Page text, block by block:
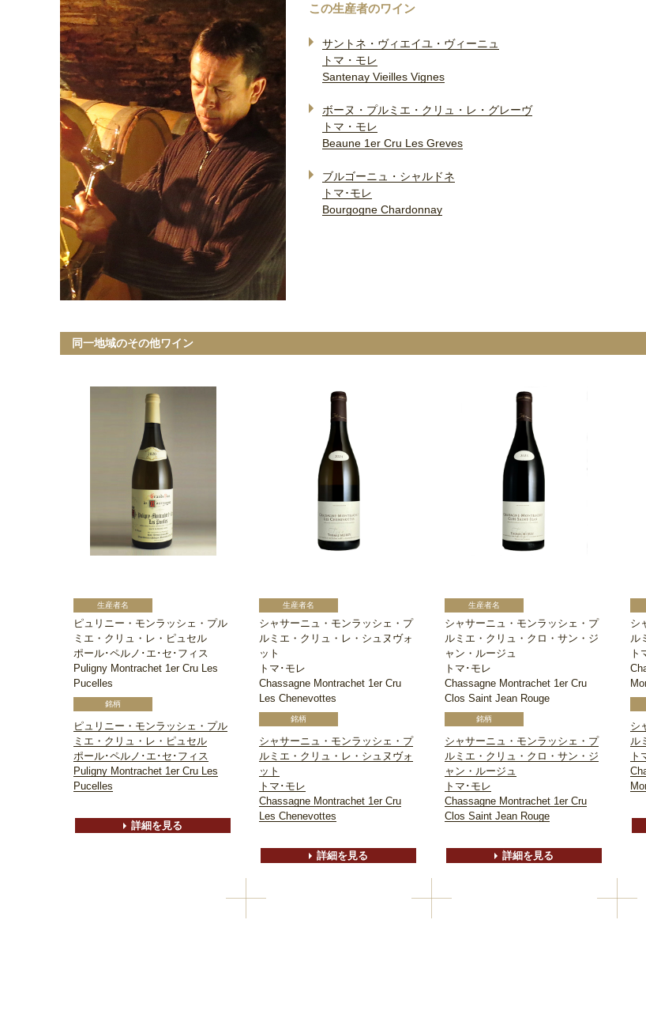
この生産者のワイン
サントネ・ヴィエイユ・ヴィーニュ
トマ・モレ
Santenay Vieilles Vignes
ボーヌ・プルミエ・クリュ・レ・グレーヴ
トマ・モレ
Beaune 1er Cru Les Greves
ブルゴーニュ・シャルドネ
トマ･モレ
Bourgogne Chardonnay
同一地域のその他ワイン
ピュリニー・モンラッシェ・プル
ミエ・クリュ・レ・ピュセル
ポール･ペルノ･エ･セ･フィス
Puligny Montrachet 1er Cru Les
Pucelles
ピュリニー・モンラッシェ・プル
ミエ・クリュ・レ・ピュセル
ポール･ペルノ･エ･セ･フィス
Puligny Montrachet 1er Cru Les
Pucelles
詳細を見る
シャサーニュ・モンラッシェ・プ
ルミエ・クリュ・レ・シュヌヴォ
ット
トマ･モレ
Chassagne Montrachet 1er Cru
Les Chenevottes
シャサーニュ・モンラッシェ・プ
ルミエ・クリュ・レ・シュヌヴォ
ット
トマ･モレ
Chassagne Montrachet 1er Cru
Les Chenevottes
詳細を見る
シャサーニュ・モンラッシェ・プ
ルミエ・クリュ・クロ・サン・ジ
ャン・ルージュ
トマ･モレ
Chassagne Montrachet 1er Cru
Clos Saint Jean Rouge
シャサーニュ・モンラッシェ・プ
ルミエ・クリュ・クロ・サン・ジ
ャン・ルージュ
トマ･モレ
Chassagne Montrachet 1er Cru
Clos Saint Jean Rouge
詳細を見る
シ
ル
ト
シ
ル
ト